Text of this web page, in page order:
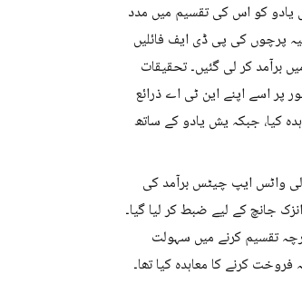
یادو کو اس کی تقسیم میں مدد
اپریل کو یش یادو کو ٹیلیگرام کے ذریعے نیٹ 2026 کے سوالیہ پرچوں کی پی ڈی ایف فائلیں
برآمد کر لی گئیں۔ تحقیقات
طور پر اسے اپنے این ٹی اے ذرائع
کیا، جبکہ یش یادو کے ساتھ
واٹس ایپ چیٹس برآمد کی
جانچ کے لیے ضبط کر لیا گیا۔
سے معلوم ہوا کہ شبھم کھیرنار نے یش یادو کو لیک شدہ نیٹ یو جی 2026 پرچہ تقسیم کرنے میں سہولت